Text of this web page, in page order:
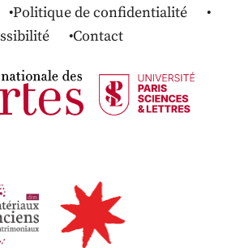
Politique de confidentialité
Contact